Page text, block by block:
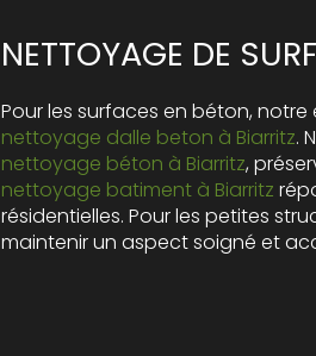
NETTOYAGE DE
Pour les surfaces en béton, notre
nettoyage dalle beton à Biarritz.
nettoyage béton à Biarritz,
nettoyage batiment à Biarritz
résidentielles. Pour les petites
maintenir un aspect soigné et